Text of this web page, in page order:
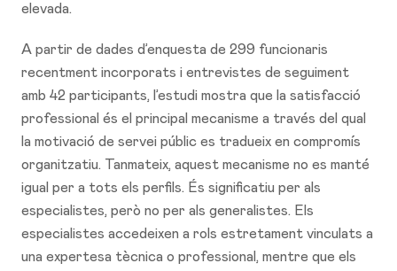
elevada.
A partir de dades d’enquesta de 299 funcionaris
recentment incorporats i entrevistes de seguiment
amb 42 participants, l’estudi mostra que la satisfacció
professional és el principal mecanisme a través del qual
la motivació de servei públic es tradueix en compromís
organitzatiu. Tanmateix, aquest mecanisme no es manté
igual per a tots els perfils. És significatiu per als
especialistes, però no per als generalistes. Els
especialistes accedeixen a rols estretament vinculats a
una expertesa tècnica o professional, mentre que els